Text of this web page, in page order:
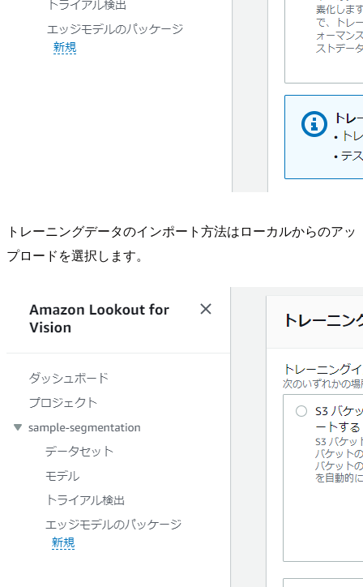
トレーニングデータのインポート方法はローカルからのアッ
プロードを選択します。